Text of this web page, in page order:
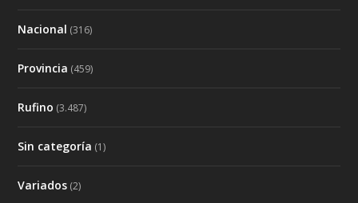
Nacional (316)
Provincia (459)
Rufino (3.487)
Sin categoría (1)
Variados (2)